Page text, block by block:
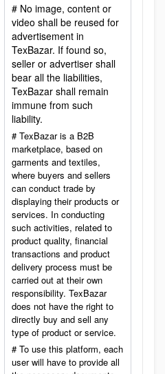
# No image, content or
video shall be reused for
advertisement in
TexBazar. If found so,
seller or advertiser shall
bear all the liabilities,
TexBazar shall remain
immune from such
liability.
# TexBazar is a B2B
marketplace, based on
garments and textiles,
where buyers and sellers
can conduct trade by
displaying their products or
services. In conducting
such activities, related to
product quality, financial
transactions and product
delivery process must be
carried out at their own
responsibility. TexBazar
does not have the right to
directly buy and sell any
type of product or service.
# To use this platform, each
user will have to provide all